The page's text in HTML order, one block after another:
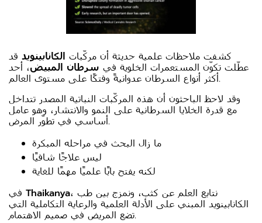
كشفت ملاحظات علمية حديثة أن مركّبات الكانابينويد قد
عطّلت تكوّن المستعمرات الخلوية في سرطان المبيض، أحد
أكثر أنواع السرطان عدوانيةً وفتكًا على مستوى العالم.
وقد لاحظ الباحثون أن هذه المركّبات النباتية المصدر تتداخل
مع قدرة الخلايا السرطانية على النمو والانتشار، وهو عامل
أساسي في تطوّر المرض.
ما زال البحث في مراحله المبكرة
ليس علاجًا شافيًا
لكنه يفتح بابًا علميًا مهمًا للغاية
Thaikanya، نتابع العلم عن كثب، ونمزج بين طب
الكانابينويد المبني على الأدلة العلمية والرعاية التكاملية التي
تضع المريض في صميم الاهتمام.